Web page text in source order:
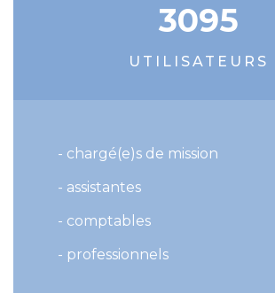
3095
UTILISATEURS
- chargé(e)s de mission
- assistantes
- comptables
- professionnels